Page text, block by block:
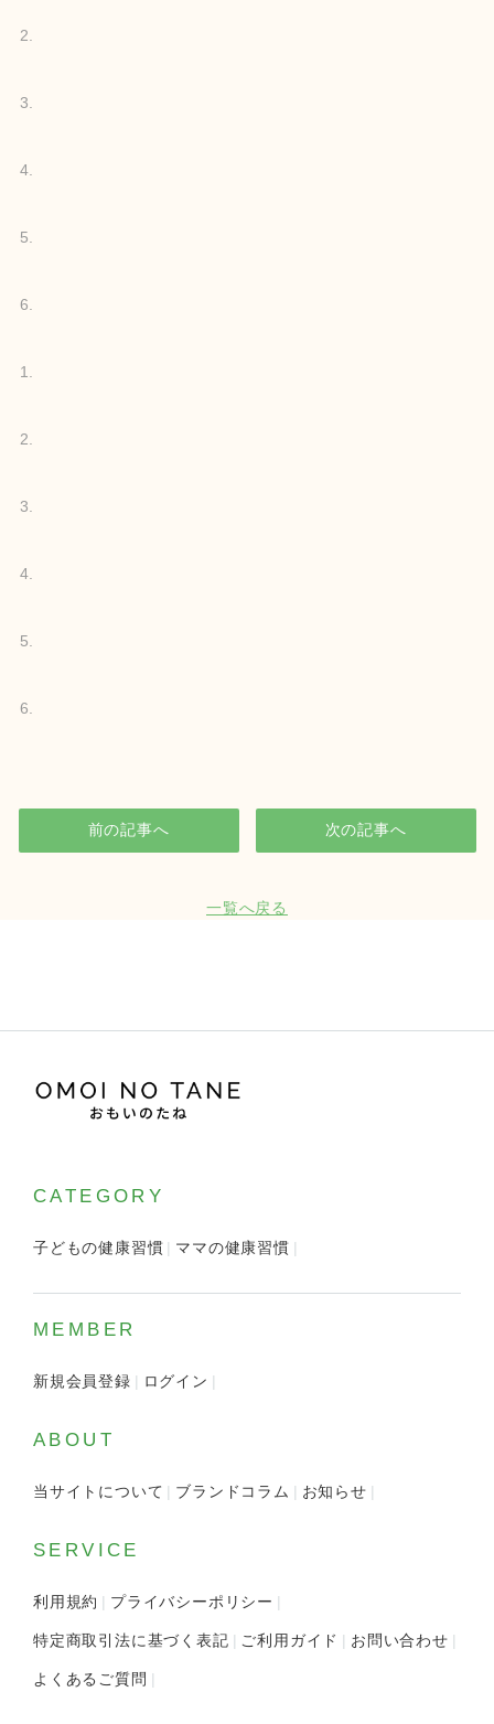
前の記事へ
一覧へ戻る
次の記事へ
CATEGORY
子どもの健康習慣 ママの健康習慣
MEMBER
新規会員登録 ログイン
ABOUT
当サイトについて ブランドコラム お知らせ
SERVICE
利用規約 プライバシーポリシー
特定商取引法に基づく表記 ご利用ガイド お問い合わせ
よくあるご質問